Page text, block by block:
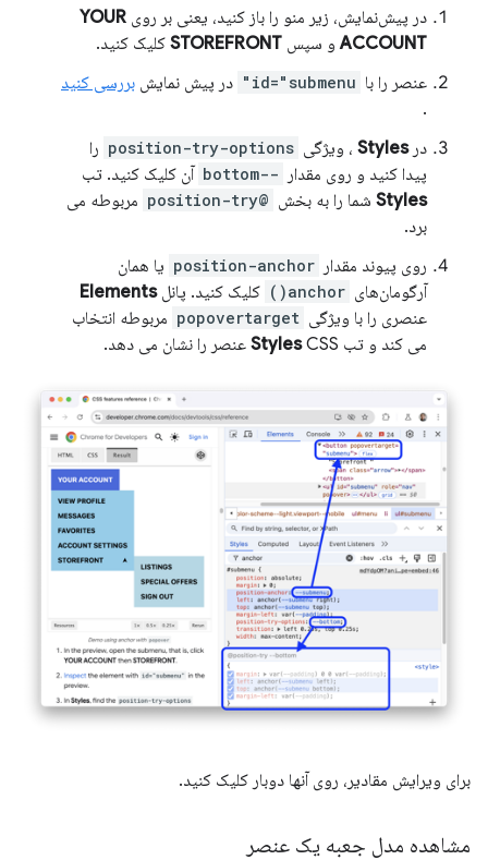
در پیش‌نمایش، زیر منو را باز کنید، یعنی بر روی YOUR
ACCOUNTو سپس STOREFRONT کلیک کنید.
عنصر را با id="submenu" در پیش نمایش بررسی کنید
.
درStyles ، ویژگی position-try-options را
پیدا کنید و روی مقدار
--bottom
آن کلیک کنید. تب
Styles شما را به بخش @position-try
مربوطه می
برد.
روی پیوند مقدار position-anchor یا همان
آرگومان‌های anchor() کلیک کنید. پانلElements
عنصری را با ویژگی popovertarget مربوطه انتخاب
می کند و تب
StylesCSS عنصر را نشان می دهد.
برای ویرایش مقادیر، روی آنها دوبار کلیک کنید.
مشاهده مدل جعبه یک عنصر